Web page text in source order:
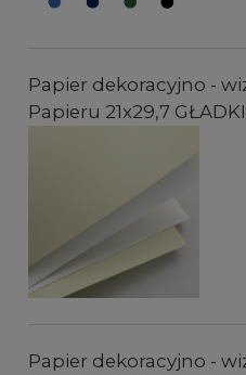
Papier dekoracyjno -
Papieru 21x29,7
Papier dekoracyjno -